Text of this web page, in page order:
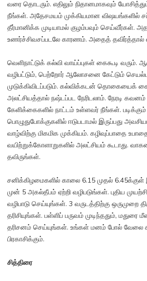
வரை தொடரும். எதிலும் நிதானமாகவும்
நீங்கள். அதேசமயம் முக்கியமான விஷயங்களில்
தீர்மானிக்க முடியாமல் குழம்பவும் செய்வீர்கள்.
உணர்ச்சிவசப்படலே காரணம். அதைத் தவிர்த்தால்
வெளிநாட்டுக் கல்வி வாய்ப்புகள் கைகூடி
வழிபட்டும், பெற்றோர் ஆலோசனை கேட்டும்
முடுக்கிவிடப்படும். கல்விக்கடன் தொகையைக்
அலட்சியத்தால் நஷ்டப்பட நேரிடலாம். நேரடி
கேளிக்கைகளில் நாட்டம் உள்ளவர் நீங்கள்.
பொழுதுபோக்குகளில் ஈடுபடாமல் இருப்பது
வாழ்விற்கு மிகமிக முக்கியம். கழிவுப்பாதை
வயிற்றுக்கோளாறுகளில் அலட்சியம் கூடாது.
தவிருங்கள்.
சனிக்கிழமைகளில் காலை 6.15 முதல்
முன் 5 அகல்தீபம் ஏற்றி வழிபடுங்கள். புதிய
வழிபாடு செய்யுங்கள். 3 வருடத்திற்கு ஒருமுறை
தரிசியுங்கள். பள்ளிப் பருவம் முடிந்ததும்,
தரிசனம் செய்யுங்கள். உங்கள் மனம் போல் வேலை
பிரகாசிக்கும்.
சித்திரை